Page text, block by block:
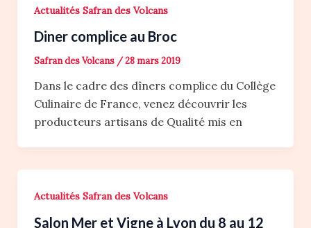
Actualités Safran des Volcans
Diner complice au Broc
Safran des Volcans /28 mars 2019
Dans le cadre des dîners complice du Collège
Culinaire de France, venez découvrir les
producteurs artisans de Qualité mis en
Actualités Safran des Volcans
Salon Mer et Vigne à Lyon du 8 au 12